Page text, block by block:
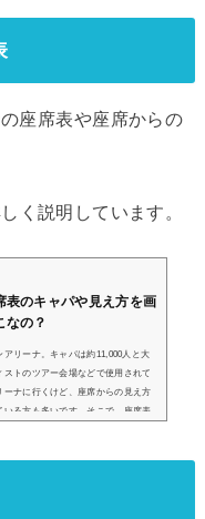
座席表や座席からの
く説明しています。
表のキャパや見え方を画
なの？
リーナ。キャパは約11,000人と大
トのツアー会場などで使用されて
ナに行くけど、座席からの見え方
る方も多いです。そこで、座席表